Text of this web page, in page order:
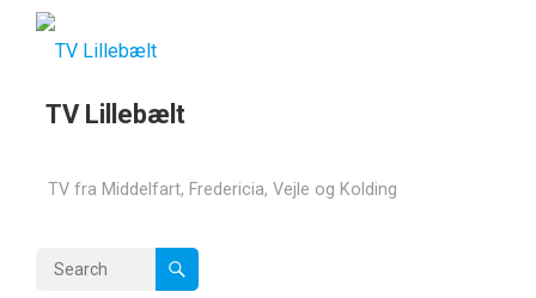
TV Lillebælt
TV fra Middelfart, Fredericia, Vejle og Kolding
underholdningsshow
MIDDELFART TVLB—